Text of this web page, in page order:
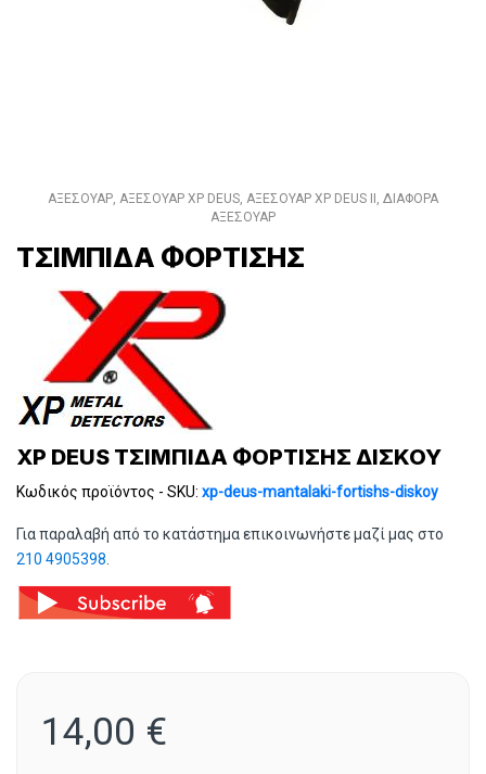
ΑΞΕΣΟΥΑΡ ΑΞΕΣΟΥΑΡ XP DEUS ΑΞΕΣΟΥΑΡ XP DEUS II ΔΙΑΦΟΡΑ
ΑΞΕΣΟΥΑΡ
ΤΣΙΜΠΙΔΑ ΦΟΡΤΙΣΗΣ
XP DEUS ΤΣΙΜΠΙΔΑ ΦΟΡΤΙΣΗΣ ΔΙΣΚΟΥ
Κωδικός προϊόντος - SKU: xp-deus-mantalaki-fortishs-diskoy
Για παραλαβή από το κατάστημα επικοινωνήστε μαζί μας στο
210 4905398
14,00 €